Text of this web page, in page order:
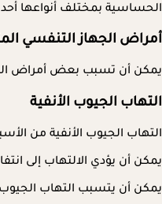
الحساسية بمختلف أنواعها
أمراض الجهاز التنفسي
يمكن أن تسبب بعض أمراض
التهاب الجيوب الأنفية
التهاب الجيوب الأنفية من
يمكن أن يؤدي الالتهاب إلى
يمكن أن يتسبب التهاب الجيوب